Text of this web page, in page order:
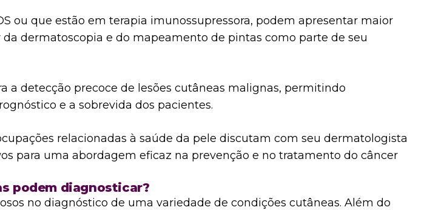
ou que estão em terapia imunossupressora, podem apresentar maior
dermatoscopia e do mapeamento de pintas como parte de seu
a detecção precoce de lesões cutâneas malignas, permitindo
e a sobrevida dos pacientes.
relacionadas à saúde da pele discutam com seu dermatologista
para uma abordagem eficaz na prevenção e no tratamento do câncer
podem diagnosticar?
no diagnóstico de uma variedade de condições cutâneas. Além do